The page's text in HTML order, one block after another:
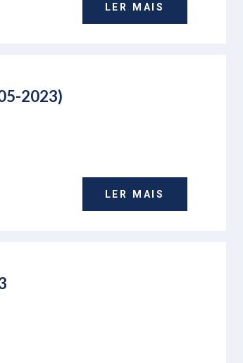
LER MAIS
2023)
LER MAIS